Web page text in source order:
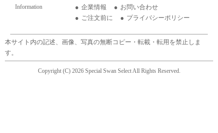
Information 企業情報
お問い合わせ
ご注文前に
プライバシーポリシー
本サイト内の記述、画像、写真の無断コピー・転載・転用を禁止しま
す。
Copyright (C) 2026 Special Swan Select All Rights Reserved.